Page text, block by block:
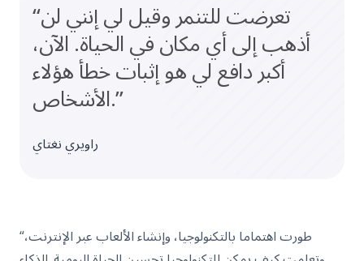
“تعرضت للتنمر وقيل لي إنني لن
أذهب إلى أي مكان في الحياة. الآن،
أكبر دافع لي هو إثبات خطأ هؤلاء
الأشخاص.”
راويري نغتاي
“طورت اهتماما بالتكنولوجيا، وإنشاء الألعاب عبر الإنترنت،